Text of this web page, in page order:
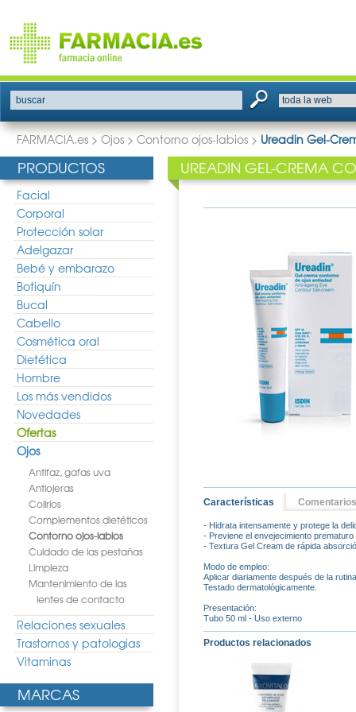
buscar
FARMACIA.es > Ojos > Contorno ojos-labios > Ureadin Gel-
PRODUCTOS
Facial
Corporal
Protección solar
Adelgazar
Bebé y embarazo
Botiquín
Bucal
Cabello
Cosmética oral
Dietética
Hombre
Los más vendidos
Novedades
Ofertas
Ojos
Antifaz, gafas uva
Antiojeras
Colirios
Complementos dietéticos
Contorno ojos-labios
Cuidado de las pestañas
Limpieza
Mantenimiento de las
lentes de contacto
Relaciones sexuales
Trastornos y patologias
Vitaminas
MARCAS
UREADIN GEL-CREMA
Características Comentarios
- Hidrata intensamente y protege la
- Previene el envejecimiento
- Textura Gel Cream de rápida
Modo de empleo:
Aplicar diariamente después de la
Testado dermatológicamente.
Presentación:
Tubo 50 ml - Uso externo
Productos relacionados